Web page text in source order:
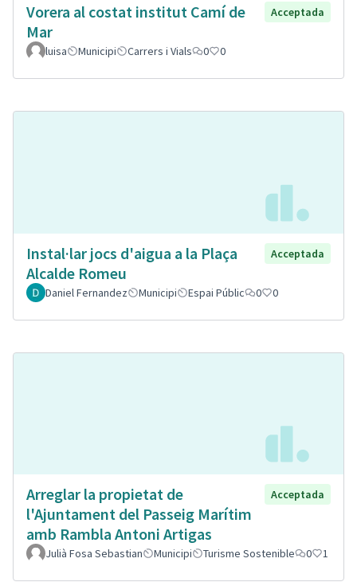
Vorera al costat institut Camí de
Mar
Acceptada
luisa Municipi Carrers i Vials 0 0
Instal·lar jocs d'aigua a la Plaça
Alcalde Romeu
Acceptada
Daniel Fernandez Municipi Espai Públic 0 0
Arreglar la propietat de
l'Ajuntament del Passeig Marítim
amb Rambla Antoni Artigas
Acceptada
Julià Fosa Sebastian Municipi Turisme Sostenible 0 1